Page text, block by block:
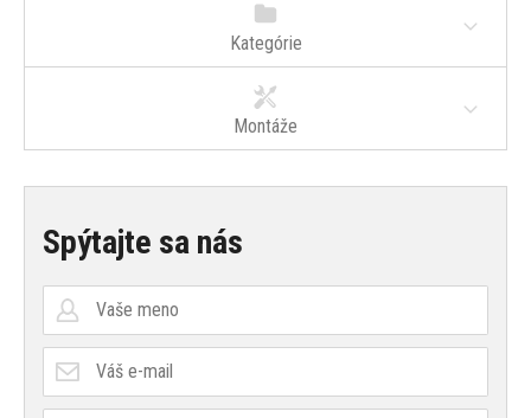
Kategórie
Montáže
Spýtajte sa nás